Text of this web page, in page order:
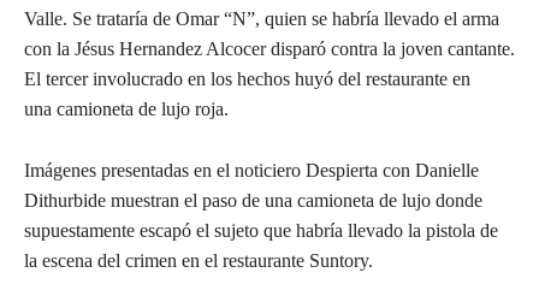
Valle. Se trataría de Omar “N”, quien se habría llevado el arma
con la Jésus Hernandez Alcocer disparó contra la joven cantante.
El tercer involucrado en los hechos huyó del restaurante en
una camioneta de lujo roja.
Imágenes presentadas en el noticiero Despierta con Danielle
Dithurbide muestran el paso de una camioneta de lujo donde
supuestamente escapó el sujeto que habría llevado la pistola de
la escena del crimen en el restaurante Suntory.